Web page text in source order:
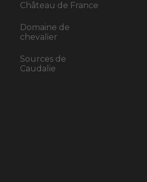
Château de France
Domaine de
chevalier
Sources de
Caudalie